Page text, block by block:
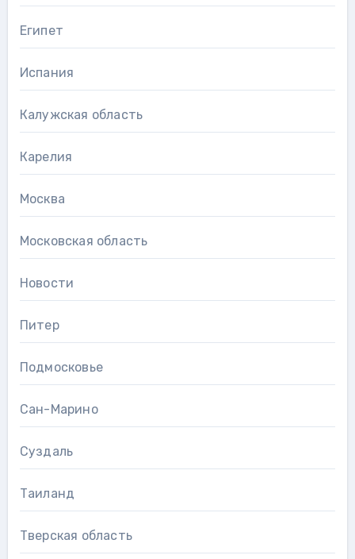
Египет
Испания
Калужская область
Карелия
Москва
Московская область
Новости
Питер
Подмосковье
Сан-Марино
Суздаль
Таиланд
Тверская область